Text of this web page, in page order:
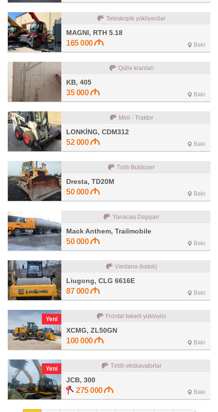
Teleskopik yükliyəcilər
MAGNI, RTH 5.18
165 000 Bakı
Qüllə kranları
KB, 405
35 000 Bakı
Mini - Traktor
LONKİNG, CDM312
52 000 Bakı
Tırtılı Buldozer
Dresta, TD20M
50 000 Bakı
Yanacaq Daşıyan
Mack Anthem, Trailmobile
50 000 Bakı
Vərdənə (katok)
Liugong, CLG 6616E
87 000 Bakı
Yeni Frontal təkərli yükləyici
XCMG, ZL50GN
100 000 Bakı
Yeni Tırtıllı ekskavatorlar
JCB, 300
275 000 Bakı